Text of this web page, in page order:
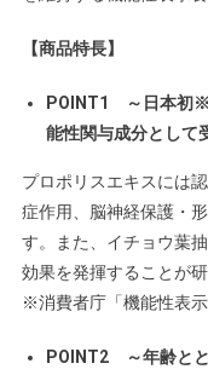
【商品特長】
POINT1 ～日本初※
能性関与成分として
プロポリスエキスには
症作用、脳神経保護・
す。また、イチョウ葉
効果を発揮することが
※消費者庁「機能性表
POINT2 ～年齢と